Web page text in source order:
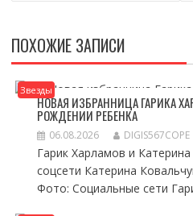
ПОХОЖИЕ ЗАПИСИ
Звезды
НОВАЯ ИЗБРАННИЦА ГАРИКА
РОЖДЕНИИ РЕБЕНКА
06.08.2026 DIGIS567COPE
Гарик Харламов и
соцсети Катерина
Фото: Социальные сети